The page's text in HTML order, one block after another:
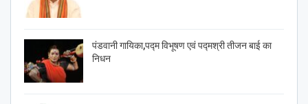
पंडवानी गायिका,पद्म विभूषण एवं पद्मश्री तीजन बाई का
निधन